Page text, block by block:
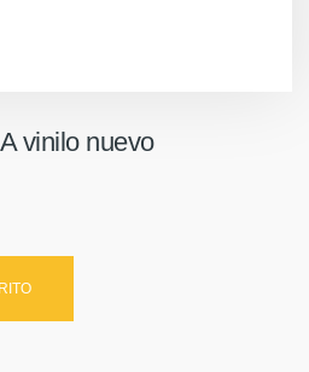
vinilo nuevo